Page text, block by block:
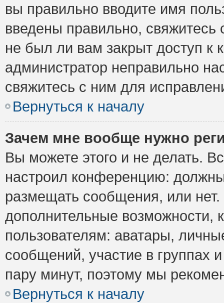
вы правильно вводите имя
введены правильно,
не был ли вам закрыт доступ к
администратор неправильно
свяжитесь с ним для
Вернуться к началу
Зачем мне вообще нужно
Вы можете этого и не делать.
настроил конференцию:
размещать сообщения, или
дополнительные возможности,
пользователям: аватары,
сообщений, участие в группах
пару минут, поэтому мы
Вернуться к началу